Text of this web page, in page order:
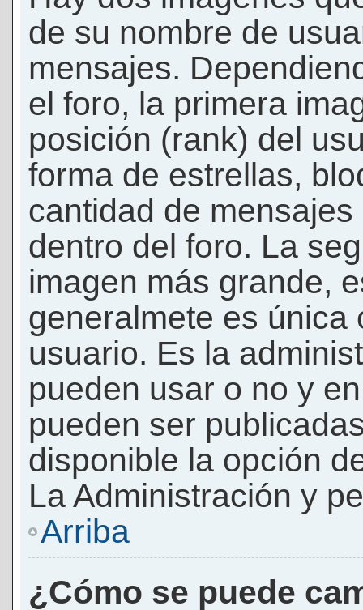
de su nombre de
mensajes.
el foro, la primera
posición (rank) del
forma de estrellas,
cantidad de
dentro del foro. La
imagen más grande,
generalmete es única
usuario. Es la
pueden usar o no y
pueden ser
disponible la opción
La Administración y
Arriba
¿Cómo se puede